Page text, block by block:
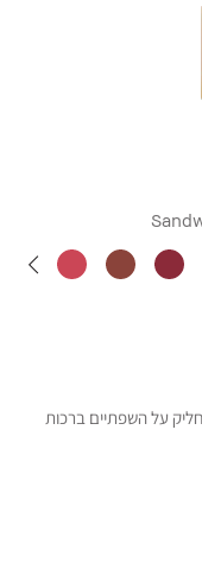
על השפתיים ברכות